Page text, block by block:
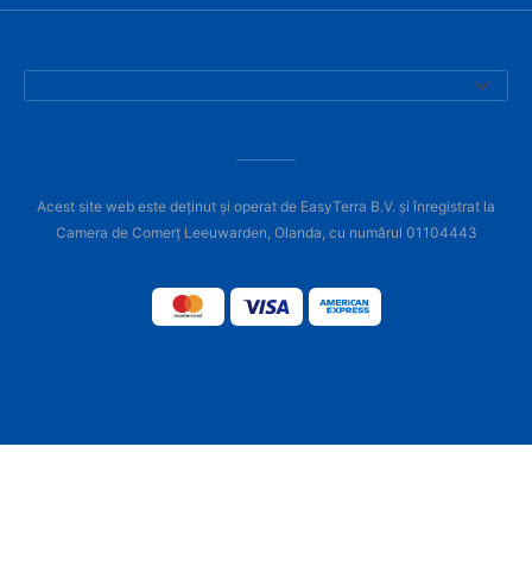
Acest site web este deținut și operat de EasyTerra B.V. și înregistrat la
Camera de Comerț Leeuwarden, Olanda, cu numărul 01104443